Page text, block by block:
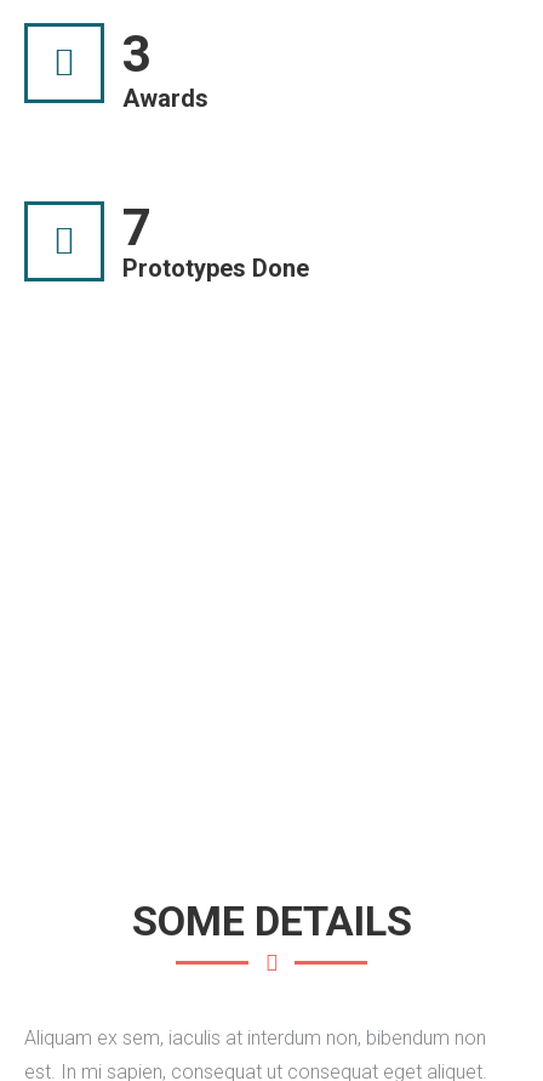
3
Awards
7
Prototypes Done
SOME DETAILS
Aliquam ex sem, iaculis at interdum non, bibendum non
est. In mi sapien, consequat ut consequat eget aliquet.